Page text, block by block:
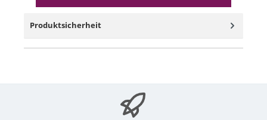
Produktsicherheit